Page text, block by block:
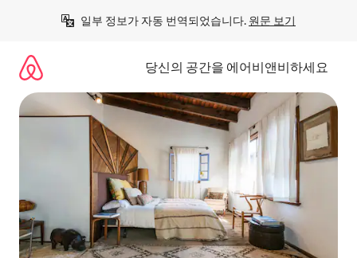
일부 정보가 자동 번역되었습니다. 원문 보기
당신의 공간을 에어비앤비하세요